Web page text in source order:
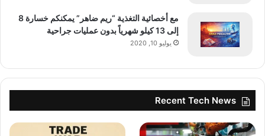
مع أخصائية التغذية “ريم ضاهر” يمكنكم خسارة 8
إلى 13 كيلو شهرياً بدون عمليات جراحية
يوليو 10, 2020
Recent Tech News